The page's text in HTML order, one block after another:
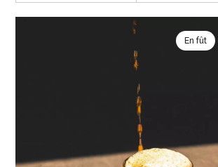
En fût